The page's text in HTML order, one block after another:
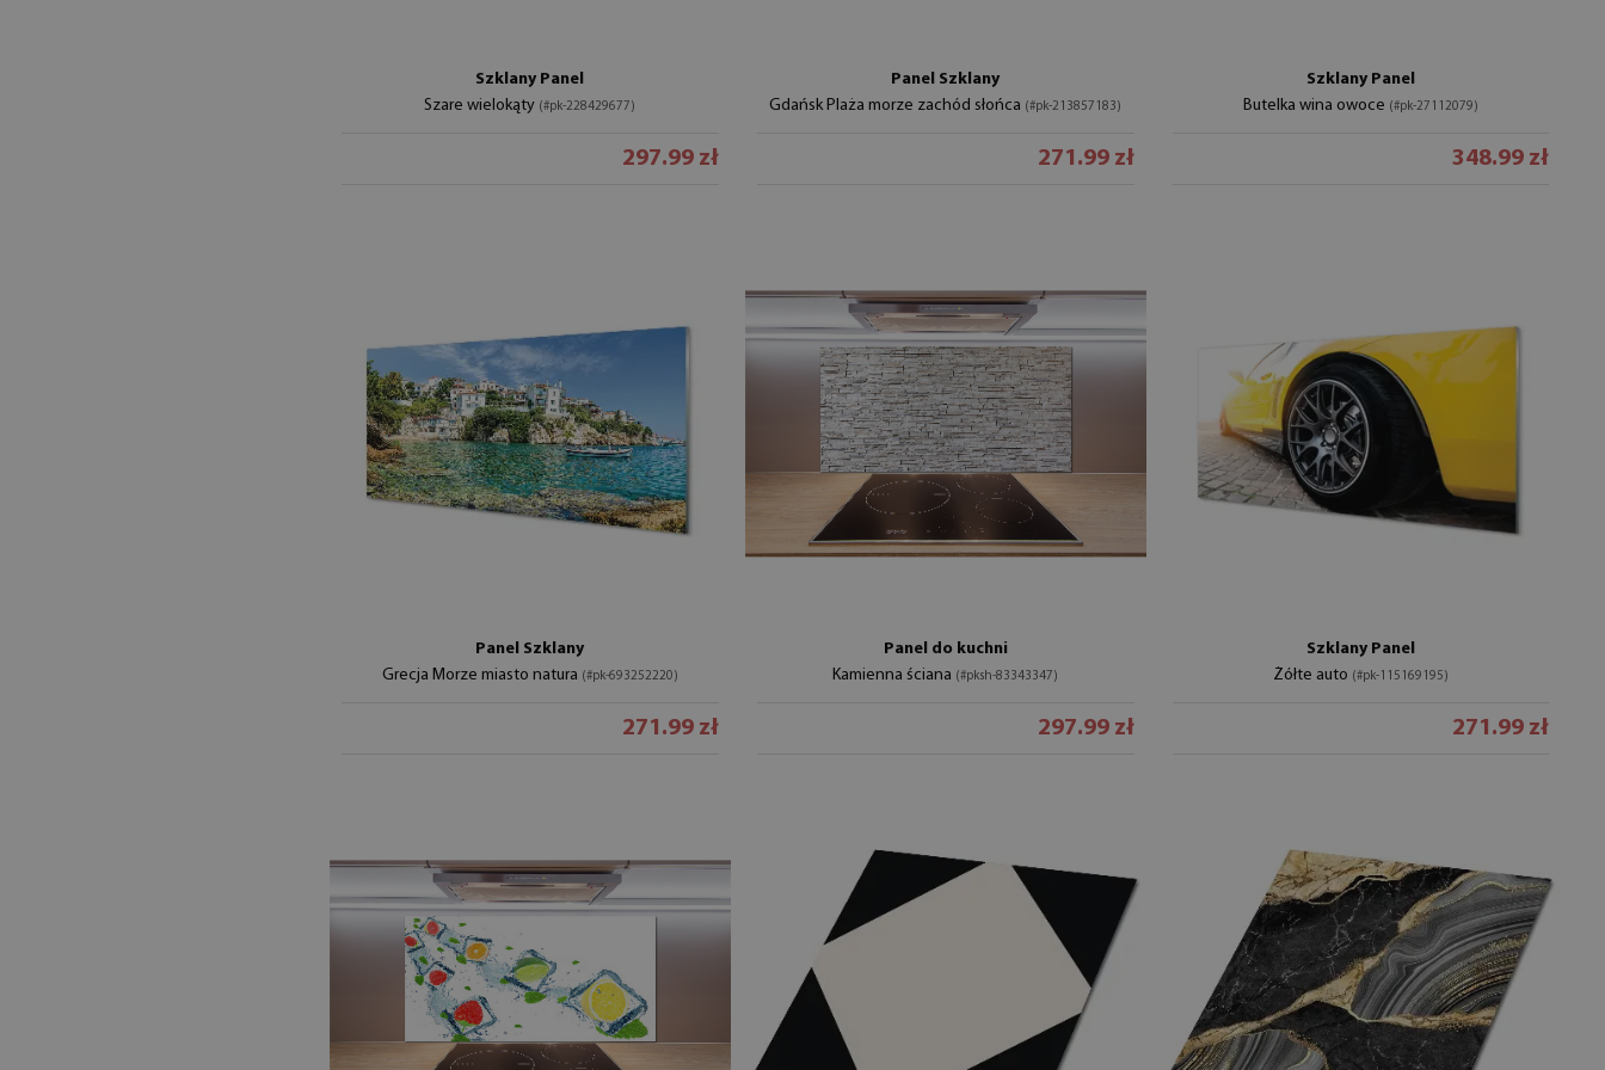
Szklany Panel
Szare wielokąty (#pk-228429677)
297.99 zł
Panel Szklany
Gdańsk Plaża morze zachód słońca (#pk-213857183)
271.99 zł
Szklany Panel
Butelka wina owoce (#pk-27112079)
348.99 zł
Panel Szklany
Grecja Morze miasto natura (#pk-693252220)
271.99 zł
Panel do kuchni
Kamienna ściana (#pksh-83343347)
297.99 zł
Szklany Panel
Żółte auto (#pk-115169195)
271.99 zł